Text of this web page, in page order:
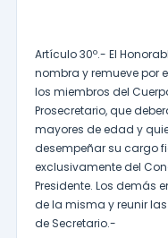
Artículo 30º.- El
nombra y remueve por
los miembros del
Prosecretario, que
mayores de edad y
desempeñar su cargo
exclusivamente del
Presidente. Los demás
de la misma y reunir
de Secretario.-